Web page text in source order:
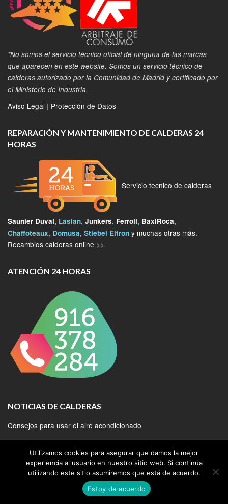
*No somos el servicio técnico oficial de ninguna de las marcas
que aparecen en este website. Somos un servicio técnico de
calderas autorizado por la Comunidad de Madrid y certificado por
el Ministerio de Industria.
Aviso Legal | Protección de Datos
REPARACIÓN Y MANTENIMIENTO DE CALDERAS 24
HORAS
Servicio tecnico de calderas
Saunier Duval, Lasian, Junkers, Ferroli, BaxiRoca,
Chaffoteaux, Domusa, Stiebel Eltron y muchas otras más.
Recambios calderas online >>
ATENCIÓN 24 HORAS
NOTICIAS DE CALDERAS
Consejos para usar el aire acondicionado
¿Qué modelo de aire acondicionado necesito para mi hogar?
Calderas ecológicas clase 5 de NOx de Cointra
Nueva caldera de condensación INNOVENS PRO MCA 45 – 115
Utilizamos cookies para asegurar que damos la mejor
experiencia al usuario en nuestro sitio web. Si continúa
utilizando este sitio asumiremos que está de acuerdo.
Estoy de acuerdo